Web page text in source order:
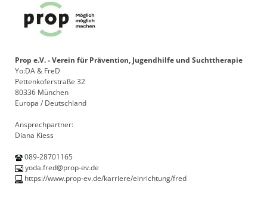
Prop e.V. - Verein für Prävention, Jugendhilfe und Suchttherapie
Yo:DA & FreD
Pettenkoferstraße 32
80336 München
Europa / Deutschland
Ansprechpartner:
Diana Kiess
089-28701165
yoda.fred@prop-ev.de
https://www.prop-ev.de/karriere/einrichtung/fred